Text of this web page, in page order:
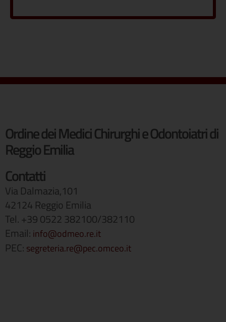
Ordine dei Medici Chirurghi e Odontoiatri di
Reggio Emilia
Contatti
Via Dalmazia,101
42124 Reggio Emilia
Tel. +39 0522 382100/382110
Email: info@odmeo.re.it
PEC: segreteria.re@pec.omceo.it